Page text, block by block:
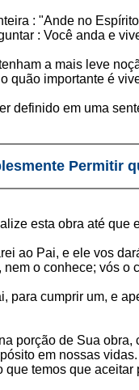
: "Ande no
: Você anda e
a mais leve
quão importante é
definido em uma
Permitir
esta obra até
ao Pai, e ele vos
o conhece; vós
para cumprir um, e
porção de Sua
em nossas
temos que aceitar